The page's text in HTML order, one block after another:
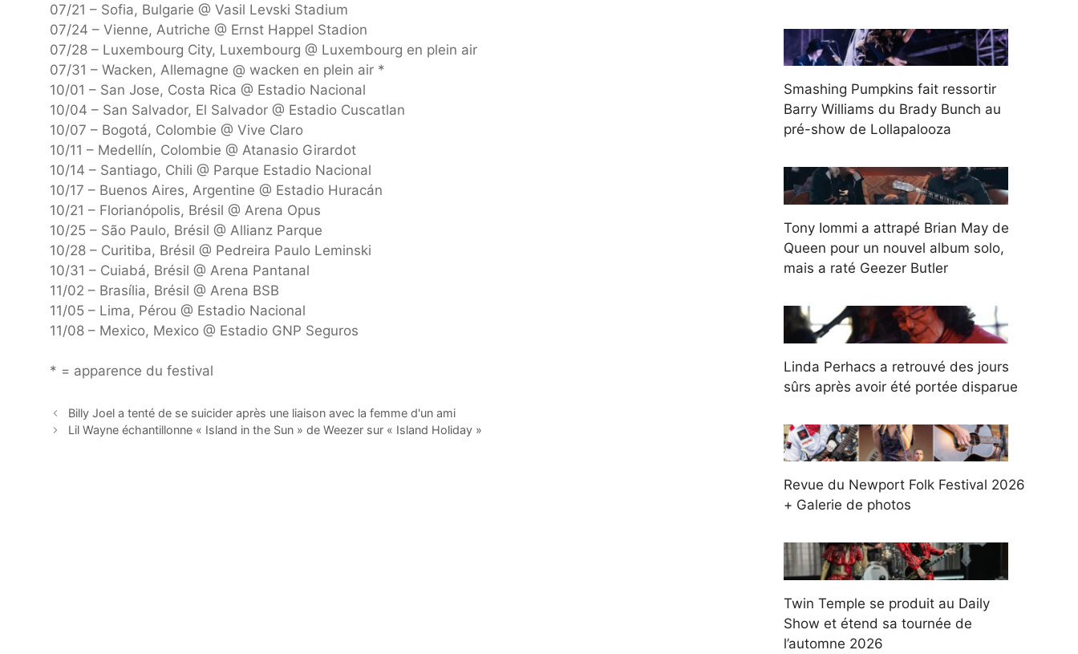
07/21 – Sofia, Bulgarie @ Vasil Levski Stadium
07/24 – Vienne, Autriche @ Ernst Happel Stadion
07/28 – Luxembourg City, Luxembourg @ Luxembourg en plein air
07/31 – Wacken, Allemagne @ wacken en plein air *
10/01 – San Jose, Costa Rica @ Estadio Nacional
10/04 – San Salvador, El Salvador @ Estadio Cuscatlan
10/07 – Bogotá, Colombie @ Vive Claro
10/11 – Medellín, Colombie @ Atanasio Girardot
10/14 – Santiago, Chili @ Parque Estadio Nacional
10/17 – Buenos Aires, Argentine @ Estadio Huracán
10/21 – Florianópolis, Brésil @ Arena Opus
10/25 – São Paulo, Brésil @ Allianz Parque
10/28 – Curitiba, Brésil @ Pedreira Paulo Leminski
10/31 – Cuiabá, Brésil @ Arena Pantanal
11/02 – Brasília, Brésil @ Arena BSB
11/05 – Lima, Pérou @ Estadio Nacional
11/08 – Mexico, Mexico @ Estadio GNP Seguros
* = apparence du festival
Billy Joel a tenté de se suicider après une liaison avec la femme d'un ami
Lil Wayne échantillonne « Island in the Sun » de Weezer sur « Island Holiday »
Smashing Pumpkins fait ressortir
Barry Williams du Brady Bunch au
pré-show de Lollapalooza
Tony Iommi a attrapé Brian May de
Queen pour un nouvel album solo,
mais a raté Geezer Butler
Linda Perhacs a retrouvé des jours
sûrs après avoir été portée disparue
Revue du Newport Folk Festival 2026
+ Galerie de photos
Twin Temple se produit au Daily
Show et étend sa tournée de
l’automne 2026